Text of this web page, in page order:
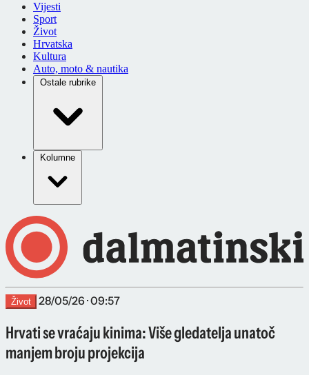
Vijesti
Sport
Život
Hrvatska
Kultura
Auto, moto & nautika
Ostale rubrike
Kolumne
Život 28/05/26 · 09:57
Hrvati se vraćaju kinima: Više gledatelja unatoč
manjem broju projekcija